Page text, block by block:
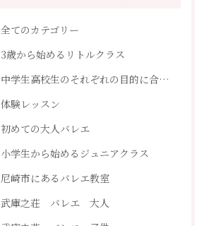
全てのカテゴリー
3歳から始めるリトルクラス
中学生高校生のそれぞれの目的に合わせたレッスン
体験レッスン
初めての大人バレエ
小学生から始めるジュニアクラス
尼崎市にあるバレエ教室
武庫之荘 バレエ 大人